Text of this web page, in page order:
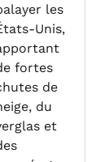
les
Unis,
fortes
de
du
et